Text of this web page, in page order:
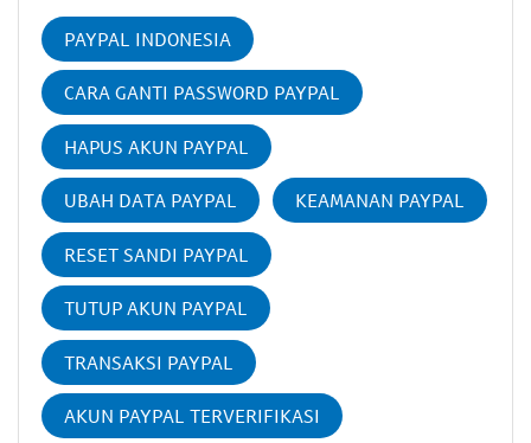
PAYPAL INDONESIA
CARA GANTI PASSWORD PAYPAL
HAPUS AKUN PAYPAL
UBAH DATA PAYPAL KEAMANAN PAYPAL
RESET SANDI PAYPAL
TUTUP AKUN PAYPAL
TRANSAKSI PAYPAL
AKUN PAYPAL TERVERIFIKASI